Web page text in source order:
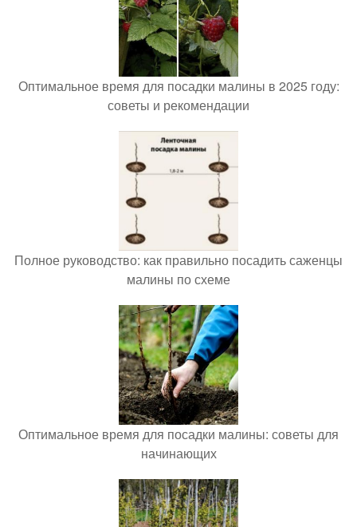
Оптимальное время для посадки малины в 2025 году:
советы и рекомендации
Полное руководство: как правильно посадить саженцы
малины по схеме
Оптимальное время для посадки малины: советы для
начинающих